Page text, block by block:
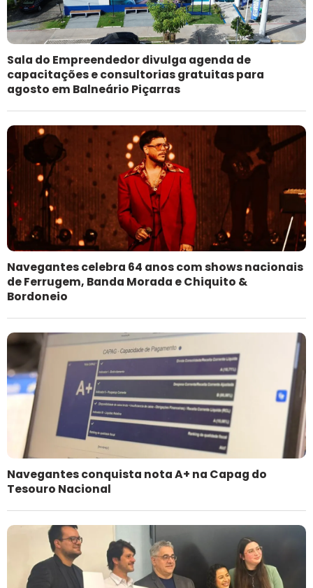
Sala do Empreendedor divulga agenda de
capacitações e consultorias gratuitas para
agosto em Balneário Piçarras
Navegantes celebra 64 anos com shows nacionais
de Ferrugem, Banda Morada e Chiquito &
Bordoneio
Navegantes conquista nota A+ na Capag do
Tesouro Nacional